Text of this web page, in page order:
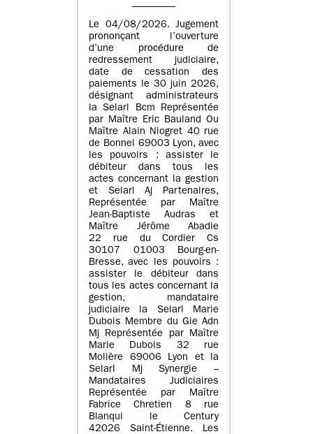
Le 04/08/2026. Jugement
prononçant l’ouverture
d’une procédure de
redressement judiciaire,
date de cessation des
paiements le 30 juin 2026,
désignant administrateurs
la Selarl Bcm Représentée
par Maître Eric Bauland Ou
Maître Alain Niogret 40 rue
de Bonnel 69003 Lyon, avec
les pouvoirs : assister le
débiteur dans tous les
actes concernant la gestion
et Selarl Aj Partenaires,
Représentée par Maître
Jean-Baptiste Audras et
Maître Jérôme Abadie
22 rue du Cordier Cs
30107 01003 Bourg-en-
Bresse, avec les pouvoirs :
assister le débiteur dans
tous les actes concernant la
gestion, mandataire
judiciaire la Selarl Marie
Dubois Membre du Gie Adn
Mj Représentée par Maître
Marie Dubois 32 rue
Molière 69006 Lyon et la
Selarl Mj Synergie –
Mandataires Judiciaires
Représentée par Maître
Fabrice Chretien 8 rue
Blanqui le Century
42026 Saint-Étienne. Les